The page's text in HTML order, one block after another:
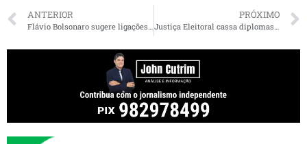
ANTERIOR
Flávio Bolsonaro sugere ligações de Dino e Lula com o crime organizado
PRÓXIMO
Justiça Eleitoral cassa diplomas de prefeito, vice e duas suplentes em Turiaçu e determina novas eleições após condenação por abuso de poder político